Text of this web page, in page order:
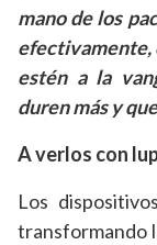
mano de los
efectivamente,
estén a la
duren más y
A verlos con
Los
transformando